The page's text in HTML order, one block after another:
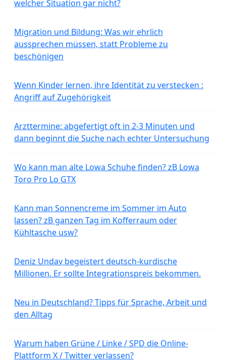
welcher Situation gar nicht?
Migration und Bildung: Was wir ehrlich
aussprechen müssen, statt Probleme zu
beschönigen
Wenn Kinder lernen, ihre Identität zu verstecken :
Angriff auf Zugehörigkeit
Arzttermine: abgefertigt oft in 2-3 Minuten und
dann beginnt die Suche nach echter Untersuchung
Wo kann man alte Lowa Schuhe finden? zB Lowa
Toro Pro Lo GTX
Kann man Sonnencreme im Sommer im Auto
lassen? zB ganzen Tag im Kofferraum oder
Kühltasche usw?
Deniz Undav begeistert deutsch-kurdische
Millionen. Er sollte Integrationspreis bekommen.
Neu in Deutschland? Tipps für Sprache, Arbeit und
den Alltag
Warum haben Grüne / Linke / SPD die Online-
Plattform X / Twitter verlassen?